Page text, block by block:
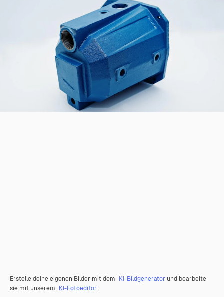
Erstelle deine eigenen Bilder mit dem KI-Bildgenerator und bearbeite
sie mit unserem KI-Fotoeditor.